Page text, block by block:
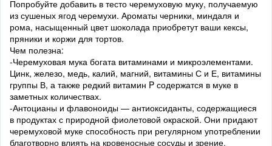
Попробуйте добавить в тесто черемуховую муку, получаемую
из сушеных ягод черемухи. Ароматы черники, миндаля и
рома, насыщенный цвет шоколада приобретут ваши кексы,
пряники и коржи для тортов.
Чем полезна:
-Черемуховая мука богата витаминами и микроэлементами.
Цинк, железо, медь, калий, магний, витамины С и Е, витамины
группы В, а также редкий витамин P содержатся в муке в
заметных количествах.
-Антоцианы и флавоноиды — антиоксиданты, содержащиеся
в продуктах с природной фиолетовой окраской. Они придают
черемуховой муке способность при регулярном употреблении
благотворно влиять на кровеносные сосуды и зрение.